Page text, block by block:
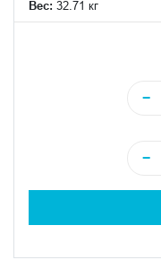
Вес: 32.71 кг
−
−